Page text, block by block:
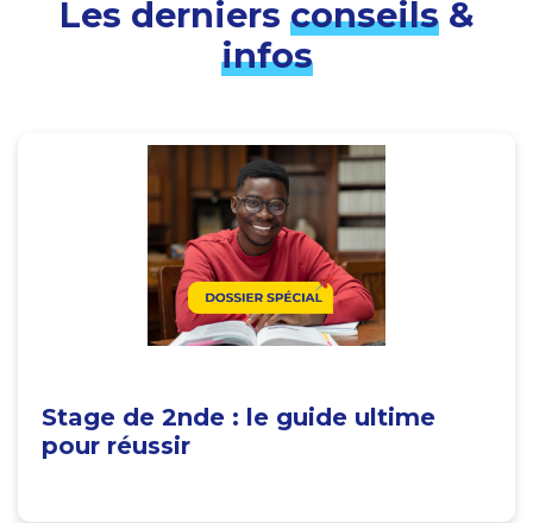
Les derniers conseils&
infos
Stage de 2nde : le guide ultime
pour réussir